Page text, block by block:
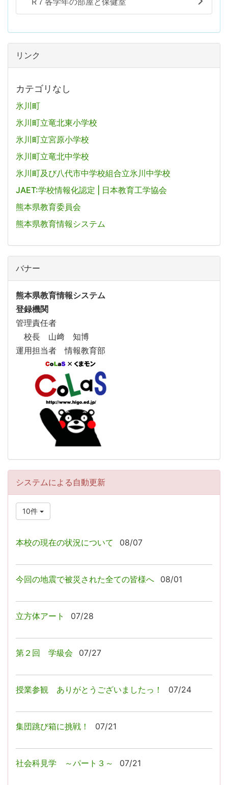
リンク
カテゴリなし
氷川町
氷川町立竜北東小学校
氷川町立宮原小学校
氷川町立竜北中学校
氷川町及び八代市中学校組合立氷川中学校
JAET:学校情報化認定 | 日本教育工学協会
熊本県教育委員会
熊本県教育情報システム
バナー
熊本県教育情報システム
登録機関
管理責任者
校長 山﨑 知博
運用担当者 情報教育部
システムによる自動更新
10件
本校の現在の状況について 08/07
今回の地震で被災された全ての皆様へ 08/01
立方体アート 07/28
第２回 学級会 07/27
授業参観 ありがとうございましたっ！ 07/24
集団跳び箱に挑戦！ 07/21
社会科見学 ～パート３～ 07/21